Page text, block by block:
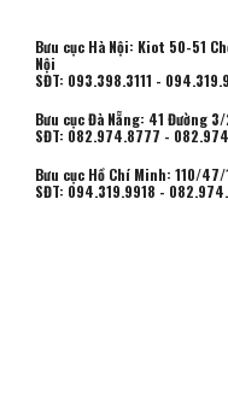
Bưu cục Hà Nội: Kiot 50-51
Nội
SĐT: 093.398.3111 -
Bưu cục Đà Nẵng: 41 Đường
SĐT: 082.974.8777 -
Bưu cục Hồ Chí Minh:110/47/
SĐT: 094.319.9918 -